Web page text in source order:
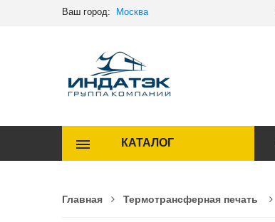
Ваш город: Москва
КАТАЛОГ
Главная Термотрансферная печать